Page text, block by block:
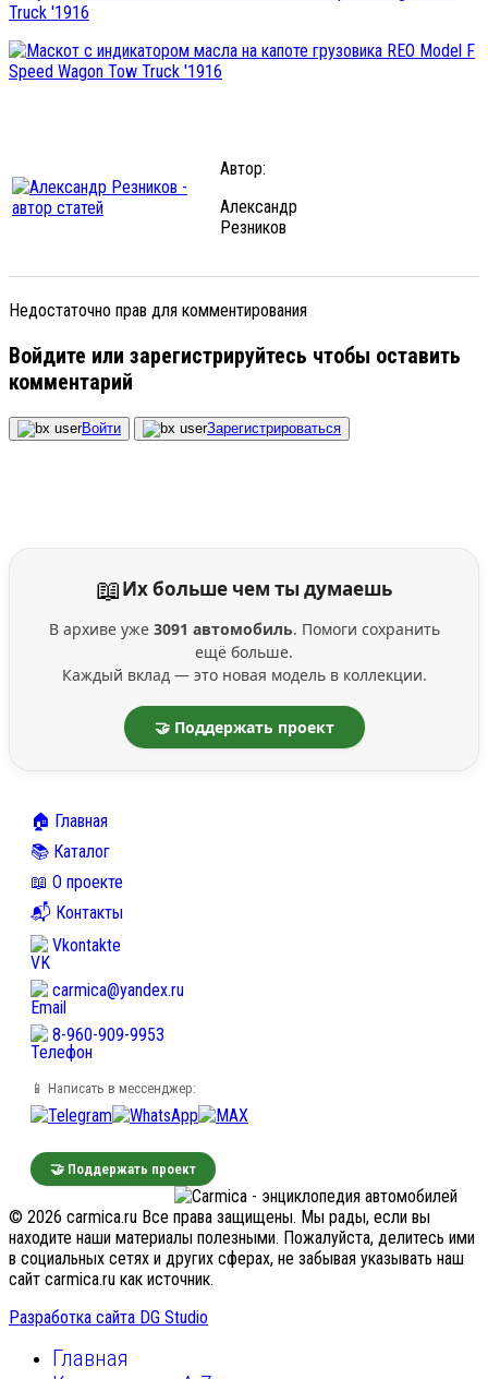
Автор:
Александр
Резников
Недостаточно прав для комментирования
Войдите или зарегистрируйтесь чтобы оставить
комментарий
Войти Зарегистрироваться
📖Их больше чем ты думаешь
В архиве уже 3091 автомобиль. Помоги сохранить
ещё больше.
Каждый вклад — это новая модель в коллекции.
🤝 Поддержать проект
🏠 Главная
📚 Каталог
📖 О проекте
📬 Контакты
Vkontakte
carmica@yandex.ru
8-960-909-9953
📱 Написать в мессенджер:
🤝 Поддержать проект
© 2026 carmica.ru Все права защищены. Мы рады, если вы
находите наши материалы полезными. Пожалуйста, делитесь ими
в социальных сетях и других сферах, не забывая указывать наш
сайт carmica.ru как источник.
Разработка сайта DG Studio
Главная